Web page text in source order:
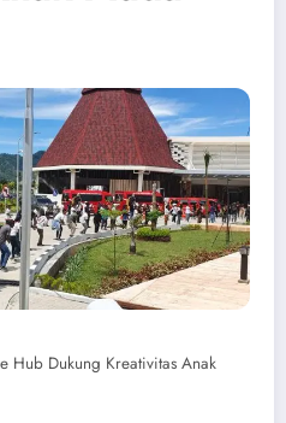
Hub Dukung Kreativitas Anak